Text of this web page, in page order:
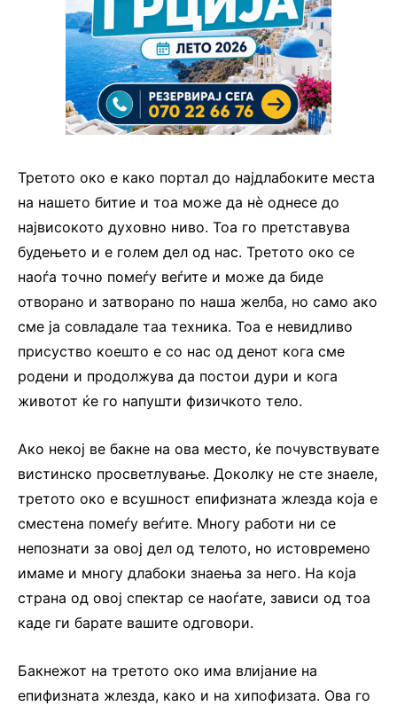
Третото око е како портал до најдлабоките места
на нашето битие и тоа може да нѐ однесе до
највисокото духовно ниво. Тоа го претставува
будењето и е голем дел од нас. Третото око се
наоѓа точно помеѓу веѓите и може да биде
отворано и затворано по наша желба, но само ако
сме ја совладале таа техника. Тоа е невидливо
присуство коешто е со нас од денот кога сме
родени и продолжува да постои дури и кога
животот ќе го напушти физичкото тело.
Ако некој ве бакне на ова место, ќе почувствувате
вистинско просветлување. Доколку не сте знаеле,
третото око е всушност епифизната жлезда која е
сместена помеѓу веѓите. Многу работи ни се
непознати за овој дел од телото, но истовремено
имаме и многу длабоки знаења за него. На која
страна од овој спектар се наоѓате, зависи од тоа
каде ги барате вашите одговори.
Бакнежот на третото око има влијание на
епифизната жлезда, како и на хипофизата. Ова го